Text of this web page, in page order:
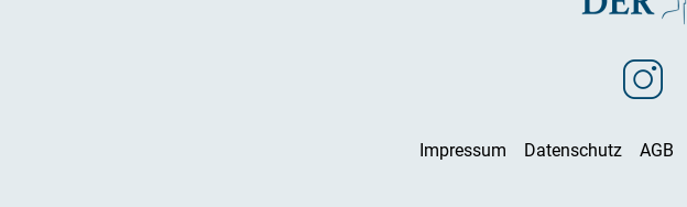
Impressum Datenschutz AGB